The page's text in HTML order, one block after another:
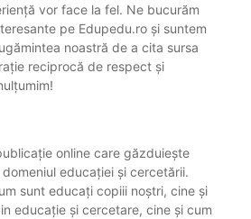
vor face la fel. Ne bucurăm
pe Edupedu.ro și suntem
noastră de a cita sursa
reciprocă de respect și
online care găzduiește
educației și cercetării.
sunt educați copiii noștri, cine și
educație și cercetare, cine și cum